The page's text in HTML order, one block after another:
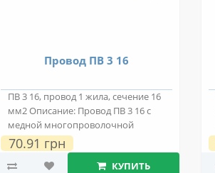
Провод ПВ 3 16
ПВ 3 16, провод 1 жила, сечение 16
мм2 Описание: Провод ПВ 3 16 с
медной многопроволочной
токопровод..
70.91 грн
КУПИТЬ